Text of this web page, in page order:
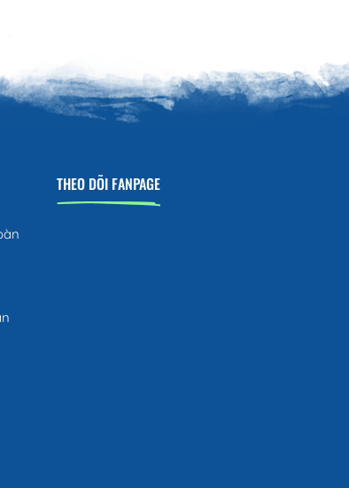
THEO DÕI FANPAGE